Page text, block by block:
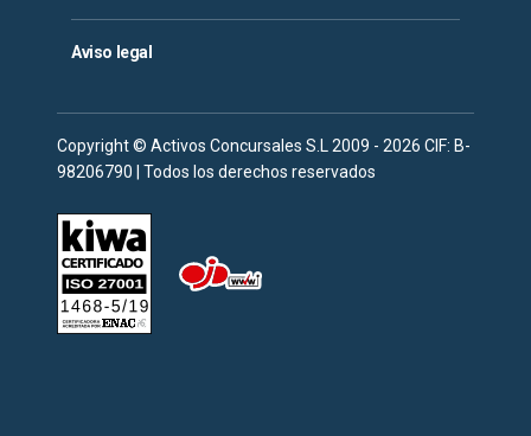
Aviso legal
Copyright © Activos Concursales S.L 2009 - 2026 CIF: B-
98206790 | Todos los derechos reservados